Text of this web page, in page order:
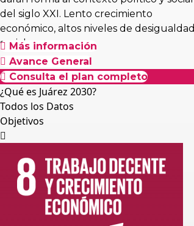
del siglo XXI. Lento crecimiento
económico, altos niveles de desigualdad
social…
Más información
Avance General
Consulta el plan completo
¿Qué es Juárez 2030?
Todos los Datos
Objetivos